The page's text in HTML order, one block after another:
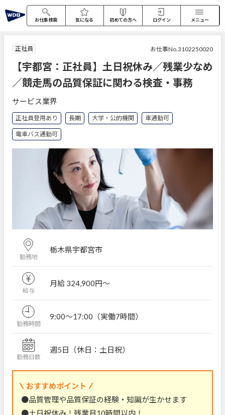
お仕事検索 気になる 初めての方へ ログイン メニュー
正社員 お仕事No.3102250020
【宇都宮：正社員】土日祝休み／残業少なめ
／競走馬の品質保証に関わる検査・事務
サービス業界
正社員登用あり 長期 大学・公的機関 車通勤可
電車バス通勤可
勤務地
栃木県宇都宮市
給与
月給 324,900円〜
勤務時間
9:00～17:00（実働7時間）
勤務日数
週5日（休日：土日祝）
おすすめポイント
●品質管理や品質保証の経験・知識が生かせます
●土日祝休み！残業月10時間以内！